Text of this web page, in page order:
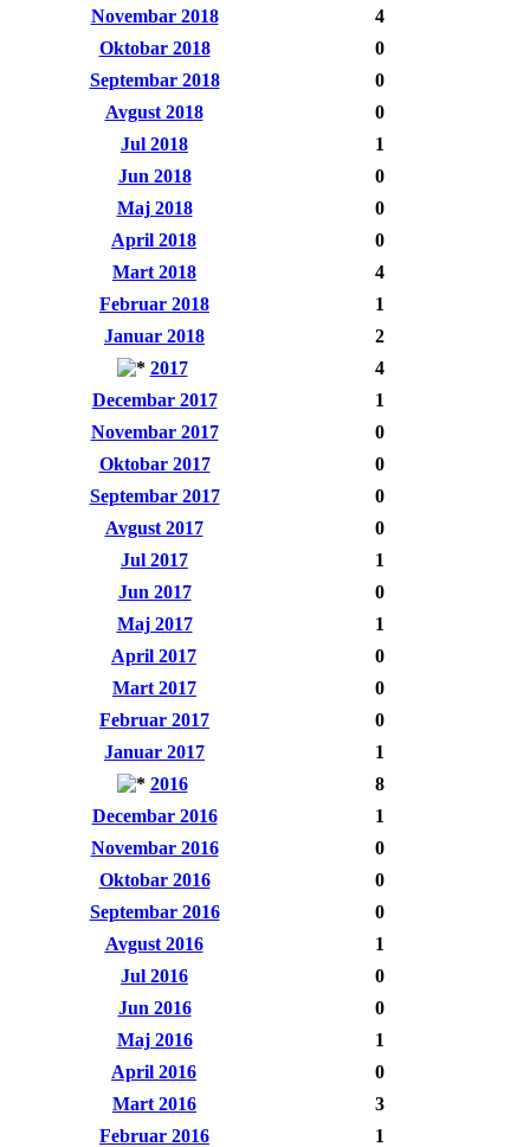
Novembar 2018
4
Oktobar 2018
0
Septembar 2018
0
Avgust 2018
0
Jul 2018
1
Jun 2018
0
Maj 2018
0
April 2018
0
Mart 2018
4
Februar 2018
1
Januar 2018
2
2017
4
Decembar 2017
1
Novembar 2017
0
Oktobar 2017
0
Septembar 2017
0
Avgust 2017
0
Jul 2017
1
Jun 2017
0
Maj 2017
1
April 2017
0
Mart 2017
0
Februar 2017
0
Januar 2017
1
2016
8
Decembar 2016
1
Novembar 2016
0
Oktobar 2016
0
Septembar 2016
0
Avgust 2016
1
Jul 2016
0
Jun 2016
0
Maj 2016
1
April 2016
0
Mart 2016
3
Februar 2016
1